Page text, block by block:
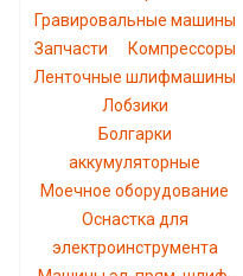
Гравировальные машины
Запчасти
Компрессоры
Ленточные шлифмашины
Лобзики
Болгарки
аккумуляторные
Моечное оборудование
Оснастка для
электроинструмента